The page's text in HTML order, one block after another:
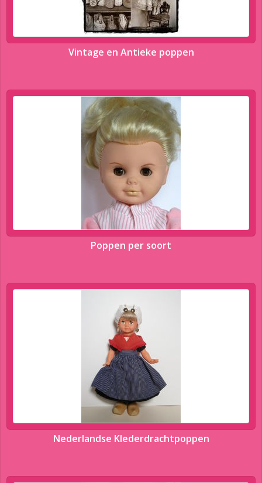
Vintage en Antieke poppen
Poppen per soort
Nederlandse Klederdrachtpoppen